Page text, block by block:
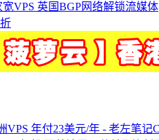
VPS 英国BGP网络解锁流媒体